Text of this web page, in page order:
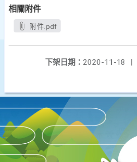
相關附件
附件.pdf
下架日期： 2020-11-18
|